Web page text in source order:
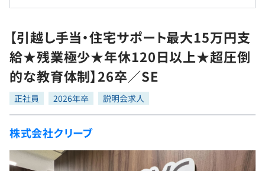
転職成功ガイド
転職エージェント
インタビュー
転職成功ガイド
新卒就活
求人検索
本選考
インターン
新卒エージェント
イベント・セミナー
学習
問題集
4択課題
ナレッジ
プログラミング言語
評価結果一覧
ゲーム・マンガ
Tech Team Journal
paizaとは？
【引越し手当・住宅サポート最大15万円支
給★残業極少★年休120日以上★超圧倒
的な教育体制】26卒／SE
正社員 2026年卒 説明会求人
株式会社クリーブ